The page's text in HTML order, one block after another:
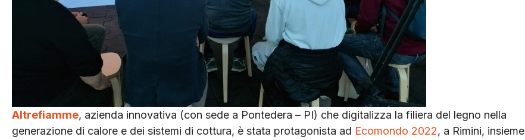
Altrefiamme, azienda innovativa (con sede a Pontedera – PI) che digitalizza la filiera del legno nella
generazione di calore e dei sistemi di cottura, è stata protagonista ad Ecomondo 2022, a Rimini, insieme